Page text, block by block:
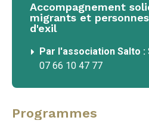
Accompagnement
migrants et
d'exil
Par l'association Salto :
07 66 10 47 77
Programmes